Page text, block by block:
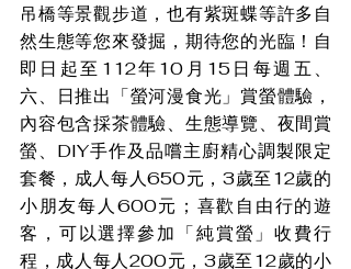
吊橋等景觀步道，也有紫斑蝶等許多自
然生態等您來發掘，期待您的光臨！自
即日起至112年10月15日每週五、
六、日推出「螢河漫食光」賞螢體驗，
內容包含採茶體驗、生態導覽、夜間賞
螢、DIY手作及品嚐主廚精心調製限定
套餐，成人每人650元，3歲至12歲的
小朋友每人600元；喜歡自由行的遊
客，可以選擇參加「純賞螢」收費行
程，成人每人200元，3歲至12歲的小